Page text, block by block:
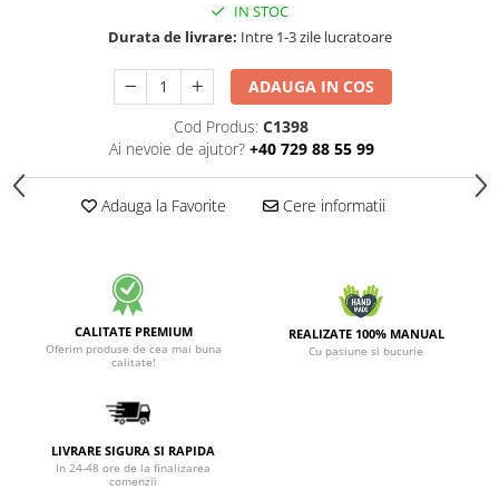
IN STOC
Durata de livrare: Intre 1-3 zile lucratoare
ADAUGA IN COS
Cod Produs: C1398
Ai nevoie de ajutor? +40 729 88 55 99
Adauga la Favorite Cere informatii
CALITATE PREMIUM
Oferim produse de cea mai buna
calitate!
REALIZATE 100% MANUAL
Cu pasiune si bucurie
LIVRARE SIGURA SI RAPIDA
In 24-48 ore de la finalizarea
comenzii